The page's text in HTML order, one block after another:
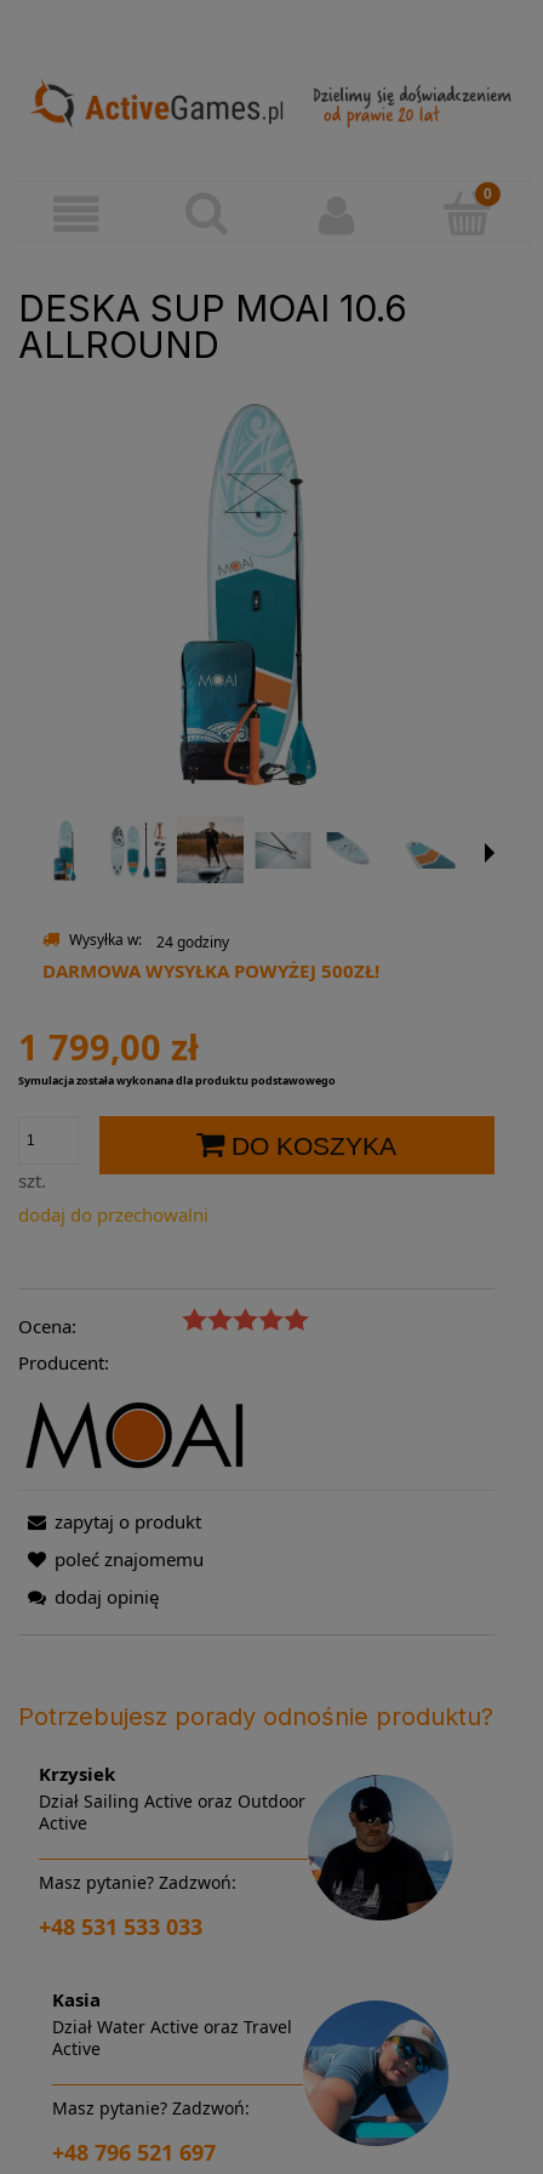
DESKA SUP MOAI 10.6
ALLROUND
Wysyłka w: 24 godziny
DARMOWA WYSYŁKA POWYŻEJ 500ZŁ!
1 799,00 zł
Symulacja została wykonana dla produktu podstawowego
szt.
DO KOSZYKA
dodaj do przechowalni
Ocena:
Producent:
zapytaj o produkt
poleć znajomemu
dodaj opinię
Potrzebujesz porady odnośnie produktu?
Krzysiek
Dział Sailing Active oraz Outdoor
Active
Masz pytanie? Zadzwoń:
+48 531 533 033
Kasia
Dział Water Active oraz Travel
Active
Masz pytanie? Zadzwoń:
+48 796 521 697